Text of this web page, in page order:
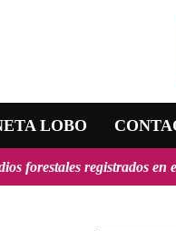
LOBO
en el país fueron